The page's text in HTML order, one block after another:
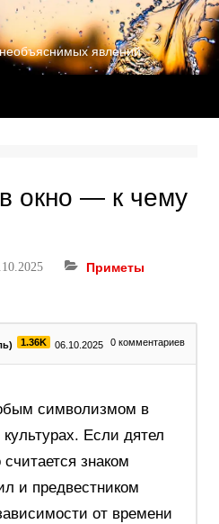
явлений
окно — к чему
Приметы
1.36K 06.10.2025 0 комментариев
символизмом в
Если дятел
знаком
и предвестником
от времени